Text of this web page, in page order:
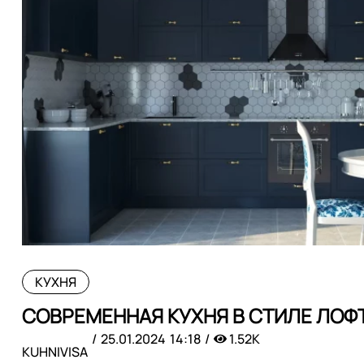
КУХНЯ
СОВРЕМЕННАЯ КУХНЯ В СТИЛЕ
KUHNIVISA
25.01.2024 14:18 1.52K